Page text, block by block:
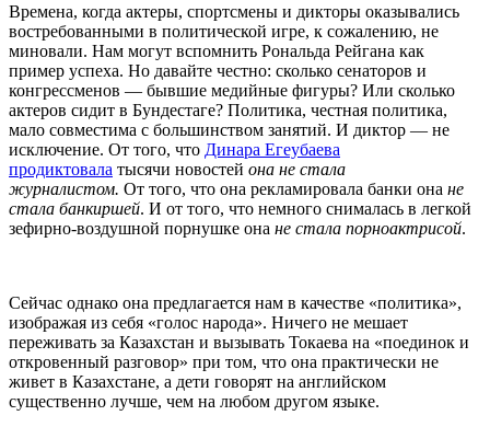
Времена, когда актеры, спортсмены и дикторы оказывались
востребованными в политической игре, к сожалению, не
миновали. Нам могут вспомнить Рональда Рейгана как
пример успеха. Но давайте честно: сколько сенаторов и
конгрессменов — бывшие медийные фигуры? Или сколько
актеров сидит в Бундестаге? Политика, честная политика,
мало совместима с большинством занятий. И диктор — не
исключение. От того, что Динара Егеубаева
продиктовала тысячи новостей она не стала
журналистом. От того, что она рекламировала банки она не
стала банкиршей. И от того, что немного снималась в легкой
зефирно-воздушной порнушке она не стала порноактрисой.
Сейчас однако она предлагается нам в качестве «политика»,
изображая из себя «голос народа». Ничего не мешает
переживать за Казахстан и вызывать Токаева на «поединок и
откровенный разговор» при том, что она практически не
живет в Казахстане, а дети говорят на английском
существенно лучше, чем на любом другом языке.